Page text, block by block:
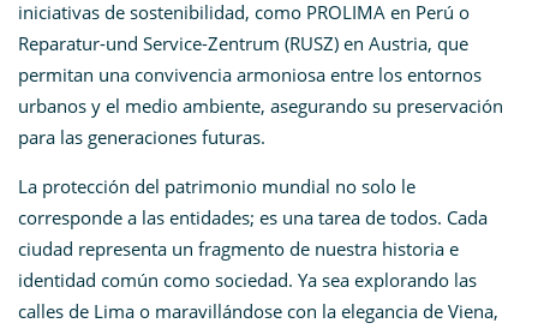
iniciativas de sostenibilidad, como PROLIMA en Perú o
Reparatur-und Service-Zentrum (RUSZ) en Austria, que
permitan una convivencia armoniosa entre los entornos
urbanos y el medio ambiente, asegurando su preservación
para las generaciones futuras.
La protección del patrimonio mundial no solo le
corresponde a las entidades; es una tarea de todos. Cada
ciudad representa un fragmento de nuestra historia e
identidad común como sociedad. Ya sea explorando las
calles de Lima o maravillándose con la elegancia de Viena,